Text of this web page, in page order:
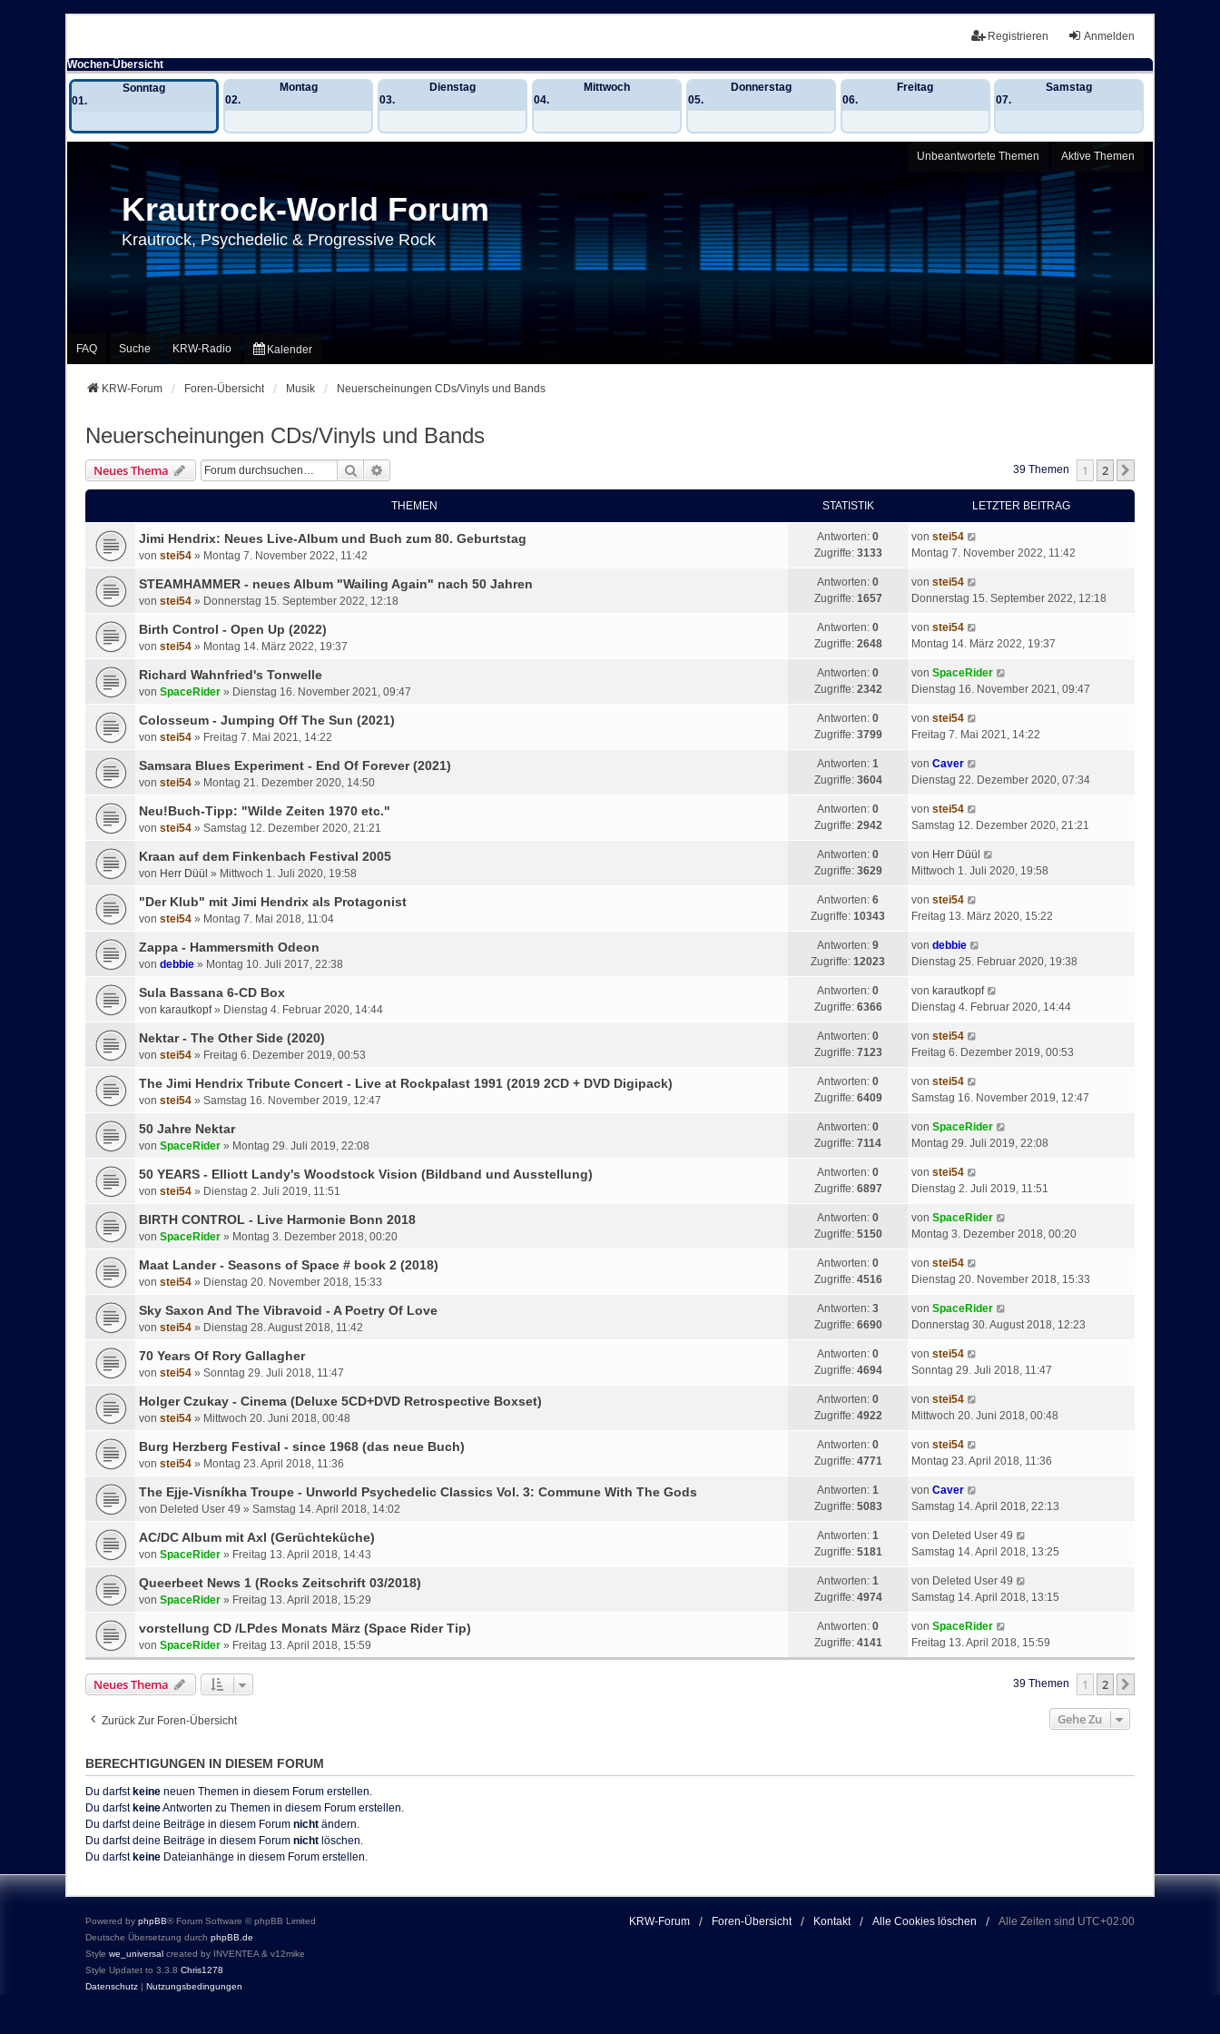
Anmelden
Registrieren
Wochen-Übersicht
Sonntag
01.
Montag
02.
Dienstag
03.
Mittwoch
04.
Donnerstag
05.
Freitag
06.
Samstag
07.
Unbeantwortete Themen Aktive Themen
Krautrock-World Forum
Krautrock, Psychedelic & Progressive Rock
FAQ Suche KRW-Radio Kalender
KRW-Forum Foren-Übersicht Musik Neuerscheinungen CDs/Vinyls und Bands
Neuerscheinungen CDs/Vinyls und Bands
Neues Thema Suche 39 Themen 1 2
THEMEN STATISTIK LETZTER BEITRAG
Jimi Hendrix: Neues Live-Album und Buch zum 80. Geburtstag
von stei54 » Montag 7. November 2022, 11:42
Antworten: 0
Zugriffe: 3133
von stei54
Montag 7. November 2022, 11:42
STEAMHAMMER - neues Album "Wailing Again" nach 50 Jahren
von stei54 » Donnerstag 15. September 2022, 12:18
Antworten: 0
Zugriffe: 1657
von stei54
Donnerstag 15. September 2022, 12:18
Birth Control - Open Up (2022)
von stei54 » Montag 14. März 2022, 19:37
Antworten: 0
Zugriffe: 2648
von stei54
Montag 14. März 2022, 19:37
Richard Wahnfried's Tonwelle
von SpaceRider » Dienstag 16. November 2021, 09:47
Antworten: 0
Zugriffe: 2342
von SpaceRider
Dienstag 16. November 2021, 09:47
Colosseum - Jumping Off The Sun (2021)
von stei54 » Freitag 7. Mai 2021, 14:22
Antworten: 0
Zugriffe: 3799
von stei54
Freitag 7. Mai 2021, 14:22
Samsara Blues Experiment - End Of Forever (2021)
von stei54 » Montag 21. Dezember 2020, 14:50
Antworten: 1
Zugriffe: 3604
von Caver
Dienstag 22. Dezember 2020, 07:34
Neu!Buch-Tipp: "Wilde Zeiten 1970 etc."
von stei54 » Samstag 12. Dezember 2020, 21:21
Antworten: 0
Zugriffe: 2942
von stei54
Samstag 12. Dezember 2020, 21:21
Kraan auf dem Finkenbach Festival 2005
von Herr Düül » Mittwoch 1. Juli 2020, 19:58
Antworten: 0
Zugriffe: 3629
von Herr Düül
Mittwoch 1. Juli 2020, 19:58
"Der Klub" mit Jimi Hendrix als Protagonist
von stei54 » Montag 7. Mai 2018, 11:04
Antworten: 6
Zugriffe: 10343
von stei54
Freitag 13. März 2020, 15:22
Zappa - Hammersmith Odeon
von debbie » Montag 10. Juli 2017, 22:38
Antworten: 9
Zugriffe: 12023
von debbie
Dienstag 25. Februar 2020, 19:38
Sula Bassana 6-CD Box
von karautkopf» Dienstag 4. Februar 2020, 14:44
Antworten: 0
Zugriffe: 6366
von karautkopf
Dienstag 4. Februar 2020, 14:44
Nektar - The Other Side (2020)
von stei54 » Freitag 6. Dezember 2019, 00:53
Antworten: 0
Zugriffe: 7123
von stei54
Freitag 6. Dezember 2019, 00:53
The Jimi Hendrix Tribute Concert - Live at Rockpalast 1991 (2019 2CD + DVD Digipack)
von stei54 » Samstag 16. November 2019, 12:47
Antworten: 0
Zugriffe: 6409
von stei54
Samstag 16. November 2019, 12:47
50 Jahre Nektar
von SpaceRider » Montag 29. Juli 2019, 22:08
Antworten: 0
Zugriffe: 7114
von SpaceRider
Montag 29. Juli 2019, 22:08
50 YEARS - Elliott Landy's Woodstock Vision (Bildband und Ausstellung)
von stei54 » Dienstag 2. Juli 2019, 11:51
Antworten: 0
Zugriffe: 6897
von stei54
Dienstag 2. Juli 2019, 11:51
BIRTH CONTROL - Live Harmonie Bonn 2018
von SpaceRider » Montag 3. Dezember 2018, 00:20
Antworten: 0
Zugriffe: 5150
von SpaceRider
Montag 3. Dezember 2018, 00:20
Maat Lander - Seasons of Space # book 2 (2018)
von stei54 » Dienstag 20. November 2018, 15:33
Antworten: 0
Zugriffe: 4516
von stei54
Dienstag 20. November 2018, 15:33
Sky Saxon And The Vibravoid - A Poetry Of Love
von stei54 » Dienstag 28. August 2018, 11:42
Antworten: 3
Zugriffe: 6690
von SpaceRider
Donnerstag 30. August 2018, 12:23
70 Years Of Rory Gallagher
von stei54 » Sonntag 29. Juli 2018, 11:47
Antworten: 0
Zugriffe: 4694
von stei54
Sonntag 29. Juli 2018, 11:47
Holger Czukay - Cinema (Deluxe 5CD+DVD Retrospective Boxset)
von stei54 » Mittwoch 20. Juni 2018, 00:48
Antworten: 0
Zugriffe: 4922
von stei54
Mittwoch 20. Juni 2018, 00:48
Burg Herzberg Festival - since 1968 (das neue Buch)
von stei54 » Montag 23. April 2018, 11:36
Antworten: 0
Zugriffe: 4771
von stei54
Montag 23. April 2018, 11:36
The Ejje-Visníkha Troupe - Unworld Psychedelic Classics Vol. 3: Commune With The Gods
von Deleted User 49 » Samstag 14. April 2018, 14:02
Antworten: 1
Zugriffe: 5083
von Caver
Samstag 14. April 2018, 22:13
AC/DC Album mit Axl (Gerüchteküche)
von SpaceRider » Freitag 13. April 2018, 14:43
Antworten: 1
Zugriffe: 5181
von Deleted User 49
Samstag 14. April 2018, 13:25
Queerbeet News 1 (Rocks Zeitschrift 03/2018)
von SpaceRider » Freitag 13. April 2018, 15:29
Antworten: 1
Zugriffe: 4974
von Deleted User 49
Samstag 14. April 2018, 13:15
vorstellung CD /LPdes Monats März (Space Rider Tip)
von SpaceRider » Freitag 13. April 2018, 15:59
Antworten: 0
Zugriffe: 4141
von SpaceRider
Freitag 13. April 2018, 15:59
Neues Thema 39 Themen 1 2
Zurück Zur Foren-Übersicht Gehe Zu
BERECHTIGUNGEN IN DIESEM FORUM
Du darfst keine neuen Themen in diesem Forum erstellen.
Du darfst keineAntworten zu Themen in diesem Forum erstellen.
Du darfst deine Beiträge in diesem Forum nicht ändern.
Du darfst deine Beiträge in diesem Forum nicht löschen.
Du darfst keine Dateianhänge in diesem Forum erstellen.
KRW-Forum Foren-Übersicht Kontakt Alle Cookies löschen Alle Zeiten sind UTC+02:00
Powered by phpBB® Forum Software © phpBB Limited
Deutsche Übersetzung durch phpBB.de
Style we_universal created by INVENTEA & v12mike
Style Updatet to 3.3.8 Chris1278
Datenschutz | Nutzungsbedingungen